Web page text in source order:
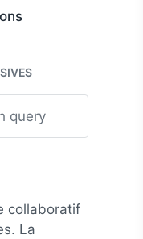
collaboratif
La